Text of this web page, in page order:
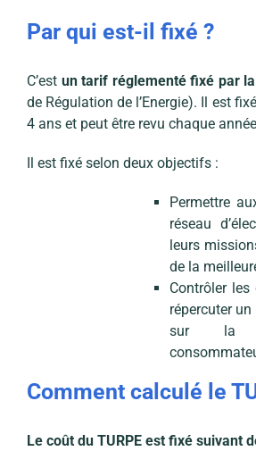
Par qui est-il fixé ?
C’est un tarif réglementé fixé par la
de Régulation de l’Energie). Il est
4 ans et peut être revu chaque
Il est fixé selon deux objectifs :
Permettre
réseau
leurs
de la
Contrôler
répercuter
sur la
Comment calculé le
Le coût du TURPE est fixé suivant